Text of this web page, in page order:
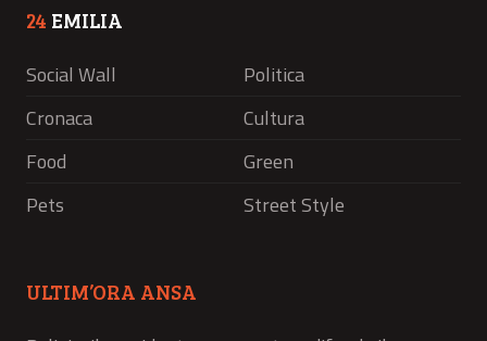
24 EMILIA
Social Wall
Politica
Cronaca
Cultura
Food
Green
Pets
Street Style
ULTIM’ORA ANSA